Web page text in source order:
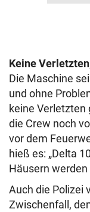
Keine
Die Maschine
und ohne
keine Verletzten
die Crew noch
vor dem
hieß es: „Delta
Häusern
Auch die Polizei
Zwischenfall,